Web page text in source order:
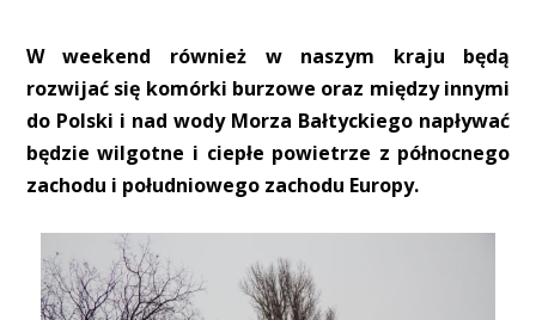
W weekend również w naszym kraju będą
rozwijać się komórki burzowe oraz między innymi
do Polski i nad wody Morza Bałtyckiego napływać
będzie wilgotne i ciepłe powietrze z północnego
zachodu i południowego zachodu Europy.